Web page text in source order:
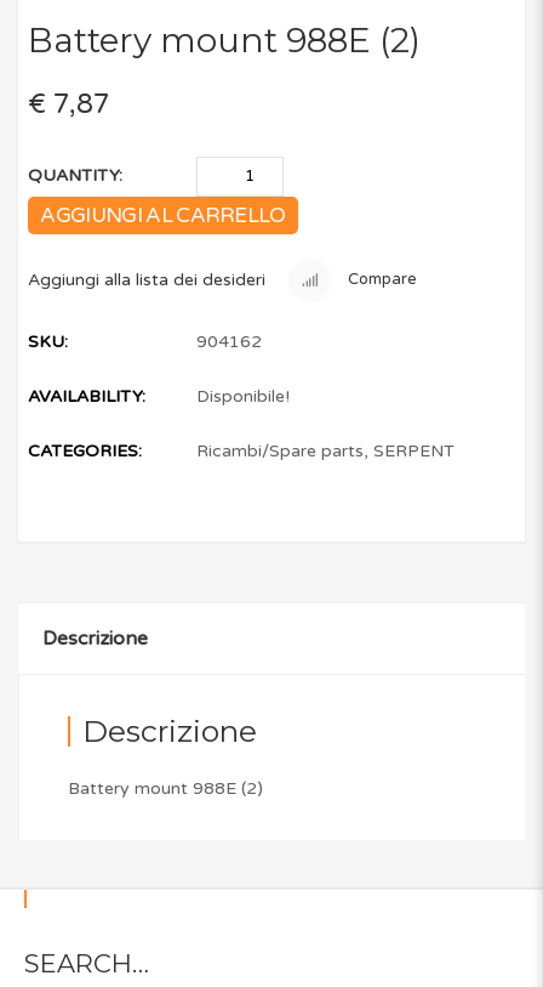
Battery mount 988E (2)
€ 7,87
QUANTITY:
AGGIUNGI AL CARRELLO
Aggiungi alla lista dei desideri Compare
SKU: 904162
AVAILABILITY: Disponibile!
CATEGORIES: Ricambi/Spare parts,SERPENT
Descrizione
Descrizione
Battery mount 988E (2)
SEARCH…